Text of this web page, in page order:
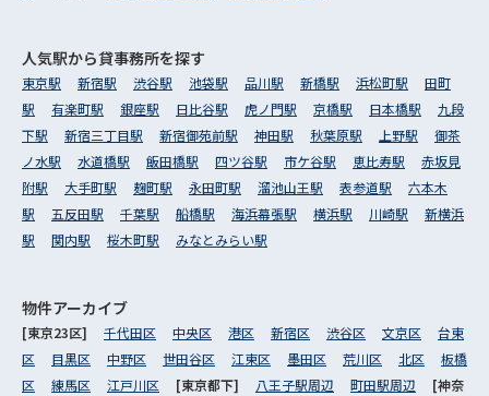
人気駅から貸事務所を探す
東京駅 新宿駅 渋谷駅 池袋駅 品川駅 新橋駅 浜松町駅
田町
駅
有楽町駅 銀座駅 日比谷駅 虎ノ門駅 京橋駅 日本橋駅
九段
下駅
新宿三丁目駅 新宿御苑前駅 神田駅 秋葉原駅 上野駅
御茶
ノ水駅
水道橋駅 飯田橋駅 四ツ谷駅 市ケ谷駅 恵比寿駅
赤坂見
附駅
大手町駅 麹町駅 永田町駅 溜池山王駅 表参道駅
六本木
駅
五反田駅 千葉駅 船橋駅 海浜幕張駅 横浜駅 川崎駅
新横浜
駅
関内駅 桜木町駅 みなとみらい駅
物件アーカイブ
[東京23区] 千代田区 中央区 港区 新宿区 渋谷区 文京区
台東
区
目黒区 中野区 世田谷区 江東区 墨田区 荒川区 北区
板橋
区
練馬区 江戸川区 [東京都下] 八王子駅周辺 町田駅周辺 [神奈